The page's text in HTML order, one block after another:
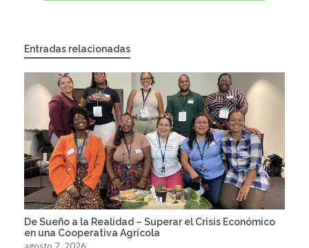
Entradas relacionadas
De Sueño a la Realidad – Superar el Crisis Económico
en una Cooperativa Agrícola